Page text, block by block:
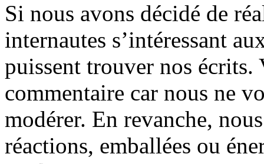
Si nous avons décidé de
internautes s’intéressant
puissent trouver nos écrits.
commentaire car nous ne
modérer. En revanche,
réactions, emballées ou